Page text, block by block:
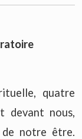
quatre
devant nous,
notre être.